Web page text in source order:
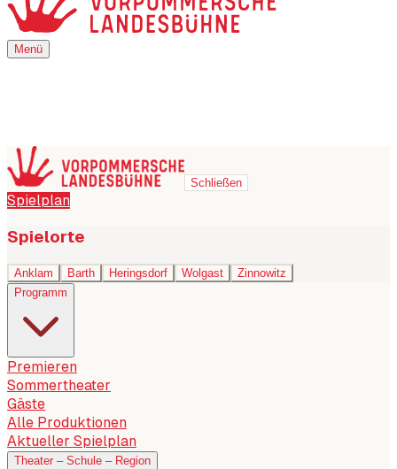
Menü
Menü
Schließen
Spielplan
Spielorte
Anklam Barth Heringsdorf Wolgast
Zinnowitz
Programm
Premieren
Sommertheater
Gäste
Alle Produktionen
Aktueller Spielplan
Theater – Schule – Region